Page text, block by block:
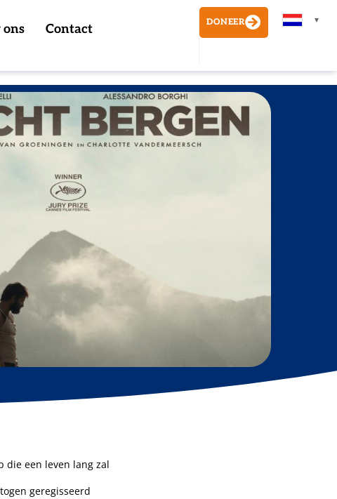
ons Contact DONEER ▼
die een leven lang zal
geregisseerd